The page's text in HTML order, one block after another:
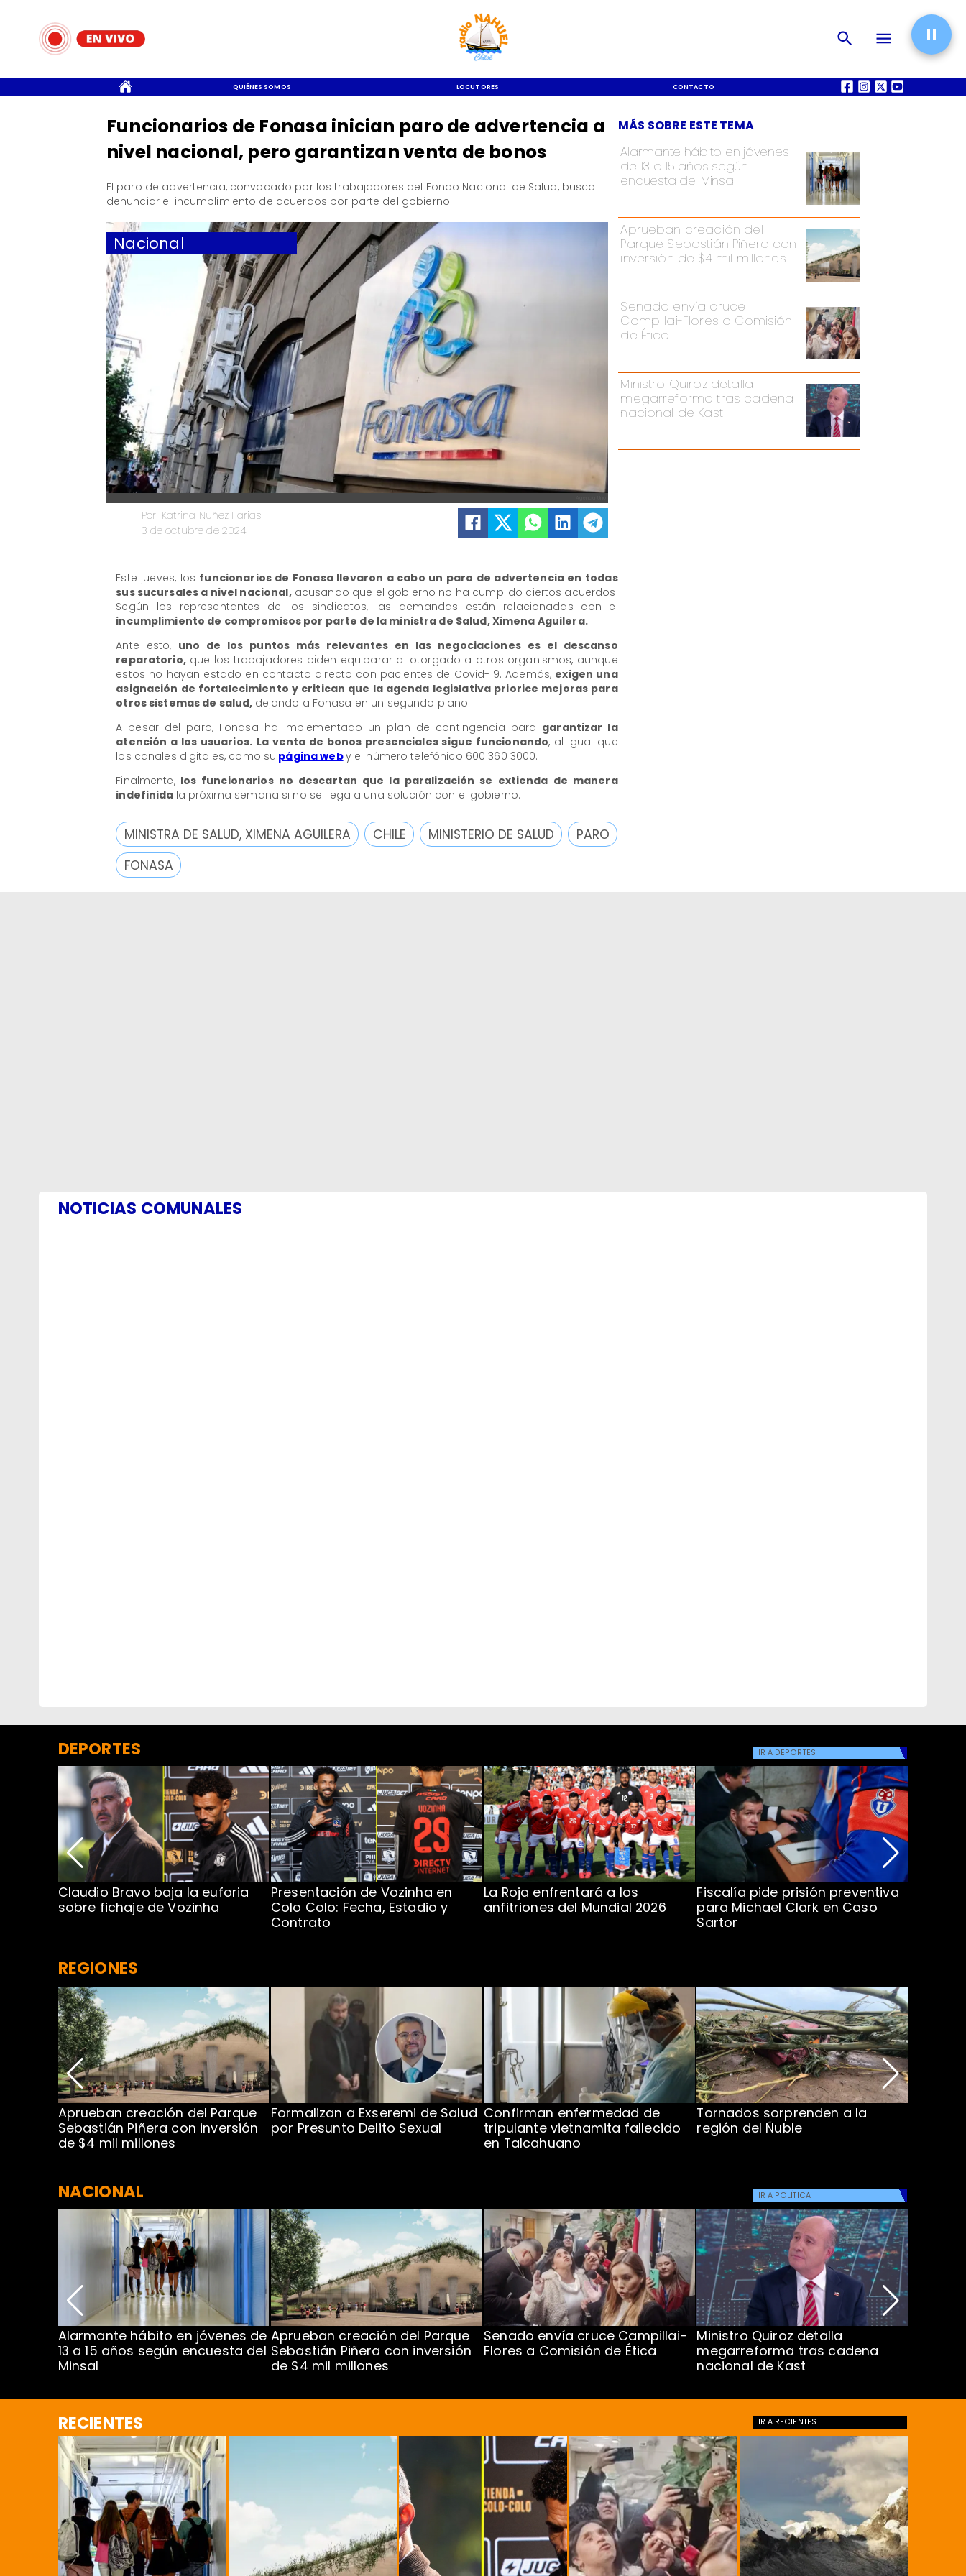
QUIÉNES SOMOS LOCUTORES CONTACTO QUIÉNES SOMOS
Nacional
Katrina Nuñez Farias
Por
3 de octubre de 2024
Alarmante hábito en jóvenes
de 13 a 15 años según
encuesta del Minsal
Aprueban creación del
Parque Sebastián Piñera con
inversión de $4 mil millones
Senado envía cruce
Campillai-Flores a Comisión
de Ética
Ministro Quiroz detalla
megarreforma tras cadena
nacional de Kast
MÁS SOBRE ESTE TEMA
Funcionarios de Fonasa inician paro de advertencia a
nivel nacional, pero garantizan venta de bonos
​El paro de advertencia, convocado por los trabajadores del Fondo Nacional de Salud, busca
denunciar el incumplimiento de acuerdos por parte del gobierno.
Este jueves, los funcionarios de Fonasa llevaron a cabo un paro de advertencia en todas
sus sucursales a nivel nacional,acusando que el gobierno no ha cumplido ciertos acuerdos.
Según los representantes de los sindicatos, las demandas están relacionadas con el
incumplimiento de compromisos por parte de la ministra de Salud, Ximena Aguilera.
Ante esto, uno de los puntos más relevantes en las negociaciones es el descanso
reparatorio,que los trabajadores piden equiparar al otorgado a otros organismos, aunque
estos no hayan estado en contacto directo con pacientes de Covid-19. Además, exigen una
asignación de fortalecimiento y critican que la agenda legislativa priorice mejoras para
otros sistemas de salud, dejando a Fonasa en un segundo plano.
A pesar del paro, Fonasa ha implementado un plan de contingencia para garantizar la
atención a los usuarios. La venta de bonos presenciales sigue funcionando, al igual que
los canales digitales, como su página weby el número telefónico 600 360 3000.
Finalmente,los funcionarios no descartan que la paralización se extienda de manera
indefinida la próxima semana si no se llega a una solución con el gobierno.
MINISTRA DE SALUD, XIMENA AGUILERA CHILE MINISTERIO DE SALUD
PARO
FONASA
NOTICIAS COMUNALES
DEPORTES IR A DEPORTES
Claudio Bravo baja la euforia
sobre fichaje de Vozinha
Presentación de Vozinha en
Colo Colo: Fecha, Estadio y
Contrato
La Roja enfrentará a los
anfitriones del Mundial 2026
Fiscalía pide prisión preventiva
para Michael Clark en Caso
Sartor
REGIONES
Aprueban creación del Parque
Sebastián Piñera con inversión
de $4 mil millones
Formalizan a Exseremi de Salud
por Presunto Delito Sexual
Confirman enfermedad de
tripulante vietnamita fallecido
en Talcahuano
Tornados sorprenden a la
región del Ñuble
NACIONAL IR A POLÍTICA
Alarmante hábito en jóvenes de
13 a 15 años según encuesta del
Minsal
Aprueban creación del Parque
Sebastián Piñera con inversión
de $4 mil millones
Senado envía cruce Campillai-
Flores a Comisión de Ética
Ministro Quiroz detalla
megarreforma tras cadena
nacional de Kast
RECIENTES IR A RECIENTES